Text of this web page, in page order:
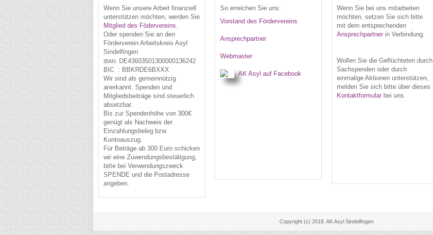
Wenn Sie unsere Arbeit finanziell
unterstützen möchten, werden Sie
Mitglied des Födervereins.
Oder spenden Sie an den
Förderverein Arbeitskreis Asyl
Sindelfingen
IBAN: DE43603501300000136242
BIC : BBKRDE6BXXX
Wir sind als gemeinnützig
anerkannt. Spenden und
Mitgliedsbeiträge sind steuerlich
absetzbar.
Bis zur Spendenhöhe von 300€
genügt als Nachweis der
Einzahlungsbeleg bzw.
Kontoauszug.
Für Beträge ab 300 Euro schicken
wir eine Zuwendungsbestätigung,
bitte bei Verwendungszweck
SPENDE und die Postadresse
angeben.
So erreichen Sie uns:
Vorstand des Fördervereins
Ansprechpartner
Webmaster
AK Asyl auf Facebook
Wenn Sie bei uns mitarbeiten
möchten, setzen Sie sich bitte
mit dem entsprechenden
Ansprechpartnerin Verbindung.
Wollen Sie die Geflüchteten durch
Sachspenden oder durch
einmalige Aktionen unterstützen,
melden Sie sich bitte über dieses
Kontaktformularbei uns.
Copyright (c) 2018. AK Asyl Sindelfingen